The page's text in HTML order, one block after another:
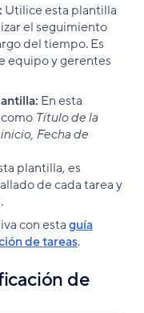
Utilice esta plantilla
el seguimiento
del tiempo. Es
equipo y gerentes
En esta
Título de la
Fecha de
plantilla, es
de cada tarea y
con estaguía
de tareas.
de